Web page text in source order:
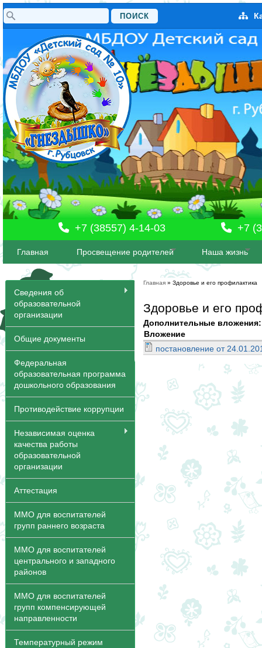
Форма поиска
Поиск
+7 (38557) 4-14-03 +7
Главная Просвещение родителей Наша жизнь
Сведения об
образовательной
организации
Общие документы
Федеральная
образовательная программа
дошкольного образования
Противодействие коррупции
Независимая оценка
качества работы
образовательной
организации
Аттестация
ММО для воспитателей
групп раннего возраста
ММО для воспитателей
центрального и западного
районов
ММО для воспитателей
групп компенсирующей
направленности
Температурный режим
Главная » Здоровье и его профилактика
Здоровье и его
Дополнительные
Вложение
постановление от